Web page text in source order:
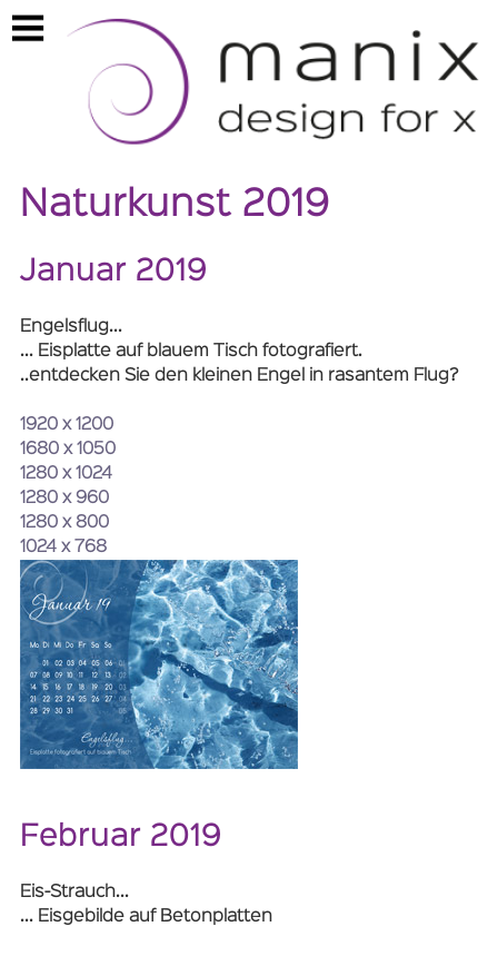
https://manix.ch/kalender2019
Naturkunst 2019
Januar 2019
Engelsflug...
... Eisplatte auf blauem Tisch fotografiert.
..entdecken Sie den kleinen Engel in rasantem Flug?
1920 x 1200
1680 x 1050
1280 x 1024
1280 x 960
1280 x 800
1024 x 768
Februar 2019
Eis-Strauch...
... Eisgebilde auf Betonplatten